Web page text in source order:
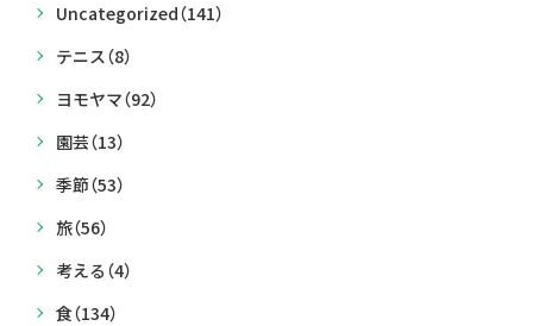
Uncategorized（141）
テニス（8）
ヨモヤマ（92）
園芸（13）
季節（53）
旅（56）
考える （4）
食（134）